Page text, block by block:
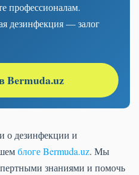
профессионалам.
дезинфекция — залог
Bermuda.uz
о дезинфекции и
блоге Bermuda.uz. Мы
знаниями и помочь